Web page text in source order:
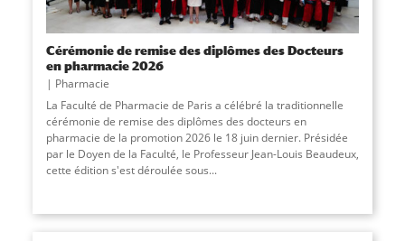
Cérémonie de remise des diplômes des Docteurs
en pharmacie 2026
Pharmacie
La Faculté de Pharmacie de Paris a célébré la traditionnelle
cérémonie de remise des diplômes des docteurs en
pharmacie de la promotion 2026 le 18 juin dernier. Présidée
par le Doyen de la Faculté, le Professeur Jean-Louis Beaudeux,
cette édition s'est déroulée sous...